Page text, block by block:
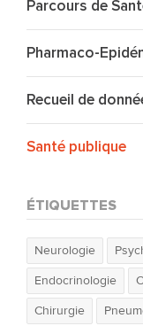
Parcours de
Pharmaco-
Recueil de
Santé publique
ÉTIQUETTES
Neurologie
Endocrinologie
Chirurgie